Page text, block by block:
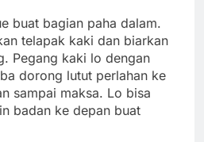
buat bagian paha dalam.
telapak kaki dan biarkan
Pegang kaki lo dengan
dorong lutut perlahan ke
sampai maksa. Lo bisa
badan ke depan buat